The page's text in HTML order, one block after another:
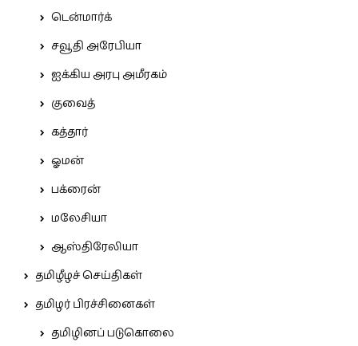
டென்மார்க்
சவூதி அரேபியா
ஐக்கிய அரபு அமீரகம்
குவைத்
கத்தார்
ஓமன்
பக்ரைன்
மலேசியா
ஆஸ்திரேலியா
தமிழீழச் செய்திகள்
தமிழர் பிரச்சினைகள்
தமிழினப் படுகொலை